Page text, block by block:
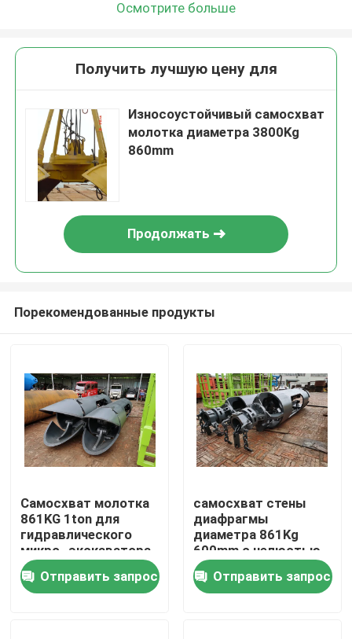
Дома
О Компании
Осмотрите больше
Получить лучшую цену для
Износоустойчивый самосхват
молотка диаметра 3800Kg
860mm
Продолжать
Порекомендованные продукты
Самосхват молотка
861KG 1ton для
гидравлического
микро- экскаватора
Отправить запрос
самосхват стены
диафрагмы
диаметра 861Kg
600mm с челюстью
Отправить запрос